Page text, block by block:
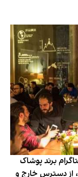
برند پوشاک
از دسترس خارج و